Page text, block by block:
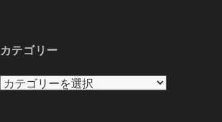
カテゴリー
カ